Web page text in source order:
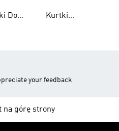
Do
Kurtki
your feedback
na górę strony